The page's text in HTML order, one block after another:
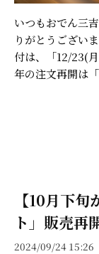
いつもおでん三
りがとうござい
付は、「12/23(
年の注文再開は
【10月下
ト」販売再
2024/09/24 15:26